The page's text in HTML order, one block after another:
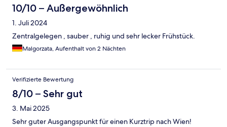
10/10 – Außergewöhnlich
1. Juli 2024
Zentralgelegen , sauber , ruhig und sehr lecker Frühstück.
Malgorzata, Aufenthalt von 2 Nächten
Verifizierte Bewertung
8/10 – Sehr gut
3. Mai 2025
Sehr guter Ausgangspunkt für einen Kurztrip nach Wien!